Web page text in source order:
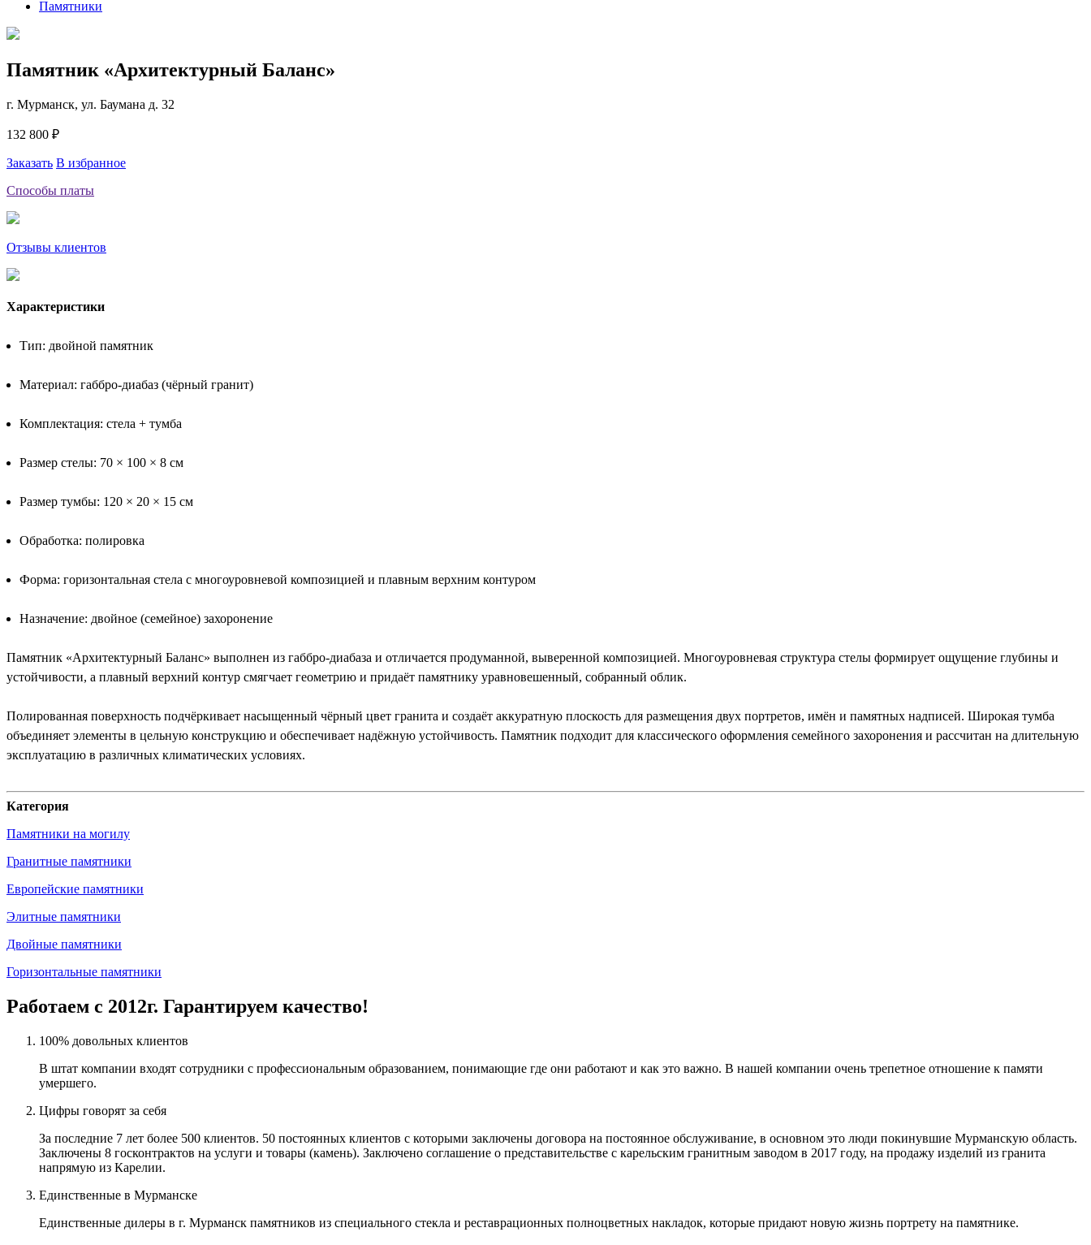
Памятники
Памятник «Архитектурный Баланс»
г. Мурманск, ул. Баумана д. 32
132 800 ₽
Заказать В избранное
Способы платы
Отзывы клиентов
Характеристики
Тип: двойной памятник
Материал: габбро-диабаз (чёрный гранит)
Комплектация: стела + тумба
Размер стелы: 70 × 100 × 8 см
Размер тумбы: 120 × 20 × 15 см
Обработка: полировка
Форма: горизонтальная стела с многоуровневой композицией и плавным верхним контуром
Назначение: двойное (семейное) захоронение
Памятник «Архитектурный Баланс» выполнен из габбро-диабаза и отличается продуманной, выверенной композицией. Многоуровневая структура стелы формирует ощущение глубины и
устойчивости, а плавный верхний контур смягчает геометрию и придаёт памятнику уравновешенный, собранный облик.
Полированная поверхность подчёркивает насыщенный чёрный цвет гранита и создаёт аккуратную плоскость для размещения двух портретов, имён и памятных надписей. Широкая тумба
объединяет элементы в цельную конструкцию и обеспечивает надёжную устойчивость. Памятник подходит для классического оформления семейного захоронения и рассчитан на длительную
эксплуатацию в различных климатических условиях.
Категория
Памятники на могилу
Гранитные памятники
Европейские памятники
Элитные памятники
Двойные памятники
Горизонтальные памятники
Работаем с 2012г. Гарантируем качество!
100% довольных клиентов
В штат компании входят сотрудники с профессиональным образованием, понимающие где они работают и как это важно. В нашей компании очень трепетное отношение к памяти
умершего.
Цифры говорят за себя
За последние 7 лет более 500 клиентов. 50 постоянных клиентов с которыми заключены договора на постоянное обслуживание, в основном это люди покинувшие Мурманскую область.
Заключены 8 госконтрактов на услуги и товары (камень). Заключено соглашение о представительстве с карельским гранитным заводом в 2017 году, на продажу изделий из гранита
напрямую из Карелии.
Единственные в Мурманске
Единственные дилеры в г. Мурманск памятников из специального стекла и реставрационных полноцветных накладок, которые придают новую жизнь портрету на памятнике.